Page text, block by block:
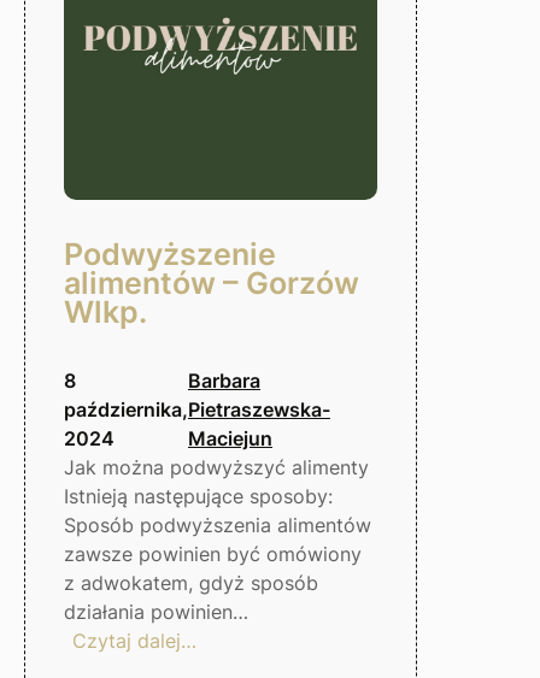
Wlkp.
Podwyższenie
alimentów – Gorzów
Wlkp.
8
października,
2024
Barbara
Pietraszewska-
Maciejun
Jak można podwyższyć alimenty
Istnieją następujące sposoby:
Sposób podwyższenia alimentów
zawsze powinien być omówiony
z adwokatem, gdyż sposób
działania powinien…
Czytaj dalej…